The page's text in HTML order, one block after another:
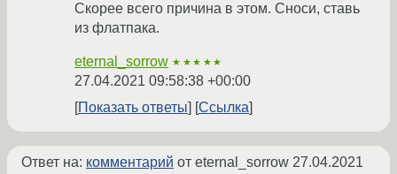
Скорее всего причина в этом. Сноси, ставь
из флатпака.
eternal_sorrow ★★★★★
27.04.2021 09:58:38 +00:00
Показать ответы
Ссылка
Ответ на: комментарий от eternal_sorrow 27.04.2021